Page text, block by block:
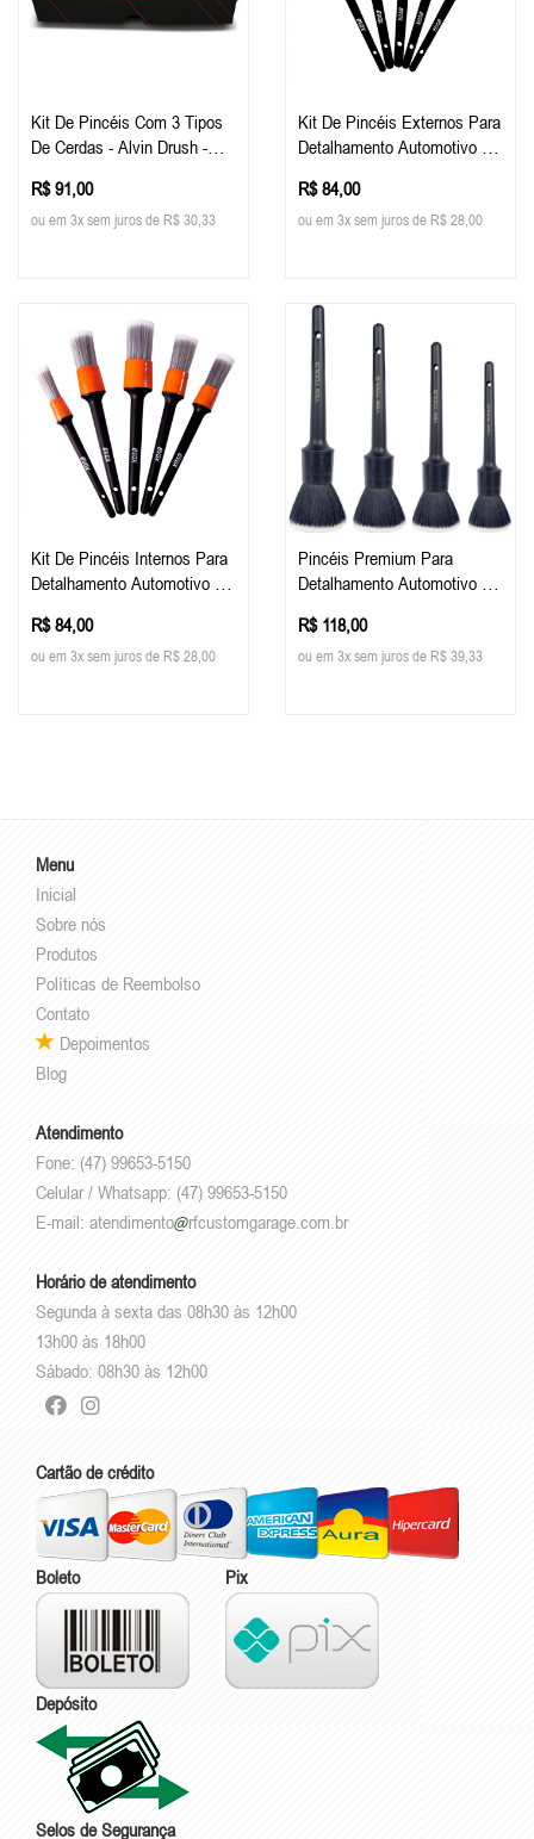
Kit De Pincéis Com 3 Tipos
De Cerdas - Alvin Drush -
R$ 91,00
ou em 3x sem juros de R$ 30,33
Kit De Pincéis Externos Para
Detalhamento Automotivo -
R$ 84,00
ou em 3x sem juros de R$ 28,00
Kit De Pincéis Internos Para
Detalhamento Automotivo -
R$ 84,00
ou em 3x sem juros de R$ 28,00
Pincéis Premium Para
Detalhamento Automotivo 4
R$ 118,00
ou em 3x sem juros de R$ 39,33
Menu
Inicial
Sobre nós
Produtos
Políticas de Reembolso
Contato
Depoimentos
Blog
Atendimento
Fone: (47) 99653-5150
Celular / Whatsapp: (47) 99653-5150
E-mail: atendimento rfcustomgarage.com.br
Horário de atendimento
Segunda à sexta das 08h30 às 12h00
13h00 às 18h00
Sábado: 08h30 às 12h00
Cartão de crédito
Boleto Pix
Depósito
Selos de Segurança